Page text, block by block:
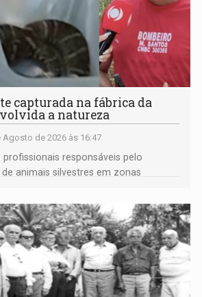
capturada na fábrica da
a natureza
Agosto de 2026 às 16:47
responsáveis pelo
animais silvestres em zonas